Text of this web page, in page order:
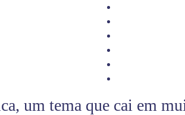
um tema que cai em